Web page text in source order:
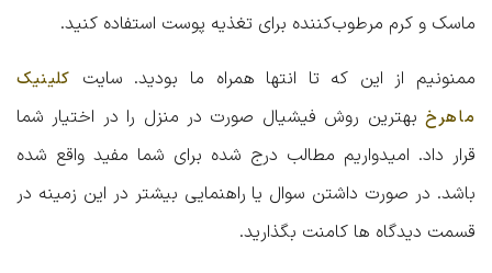
ماسک و کرم مرطوب‌کننده برای تغذیه پوست استفاده کنید.
ممنونیم از این که تا انتها همراه ما بودید. سایت کلینیک
ماهرخ بهترین روش فیشیال صورت در منزل را در اختیار شما
قرار داد. امیدواریم مطالب درج شده برای شما مفید واقع شده
باشد. در صورت داشتن سوال یا راهنمایی بیشتر در این زمینه در
قسمت دیدگاه ها کامنت بگذارید.